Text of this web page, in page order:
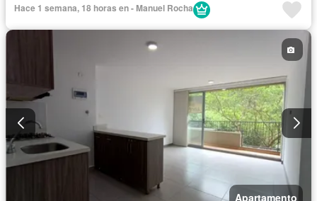
Hace 1 semana, 18 horas en - Manuel Rocha
Apartamento